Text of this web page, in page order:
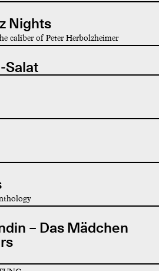
Nights
caliber of Peter Herbolzheimer
Salat
– Das Mädchen